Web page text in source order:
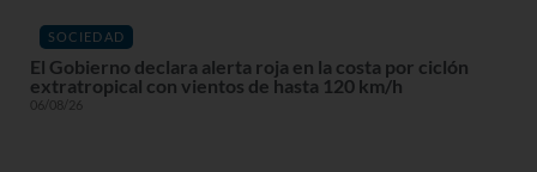
SOCIEDAD
El Gobierno declara alerta roja en la costa por ciclón
extratropical con vientos de hasta 120 km/h
06/08/26